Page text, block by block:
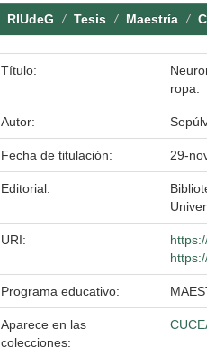
RIUdeG Tesis Maestría
Título:
ropa.
Autor:
Fecha de titulación: 29-
Editorial:
URI:
Programa educativo:
Aparece en las
colecciones: